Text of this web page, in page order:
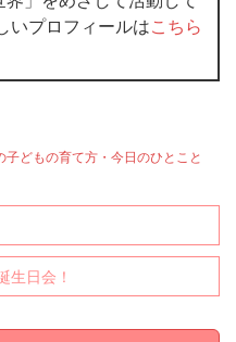
いプロフィールはこちら
どもの育て方・今日のひとこと
生日会！